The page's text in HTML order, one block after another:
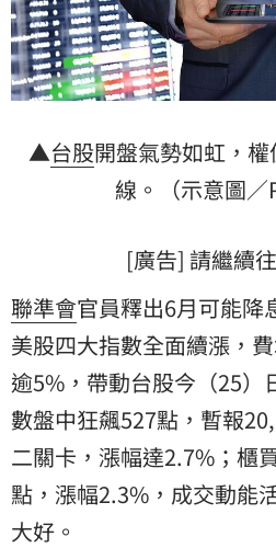
▲台股開盤氣勢如虹，
線。（示意圖／
[廣告] 請繼續
聯準會官員釋出6月可能降
美股四大指數全面續漲，
逾5%，帶動台股今（25）
數盤中狂飆527點，暫報
二關卡，漲幅達2.7%；櫃
點，漲幅2.3%，成交動能
大好。